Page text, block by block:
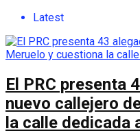
Latest
El PRC presenta
nuevo callejero
la calle dedicada